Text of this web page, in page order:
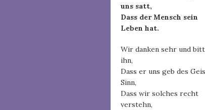
uns satt,
Dass der Mensch sein
Leben hat.
Wir danken sehr und
ihn,
Dass er uns geb des
Sinn,
Dass wir solches recht
verstehn,